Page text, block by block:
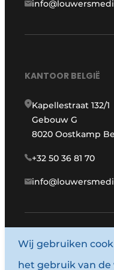
KANTOOR BELGIË
Kapellestraat 132/1
Gebouw G
8020 Oostkamp
+32 50 36 81 70
© 1987 -
Wij gebruiken
het gebruik van